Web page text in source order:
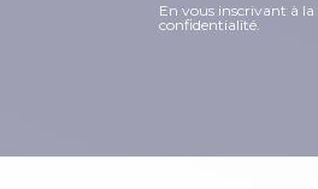
En vous inscrivant à
confidentialité.